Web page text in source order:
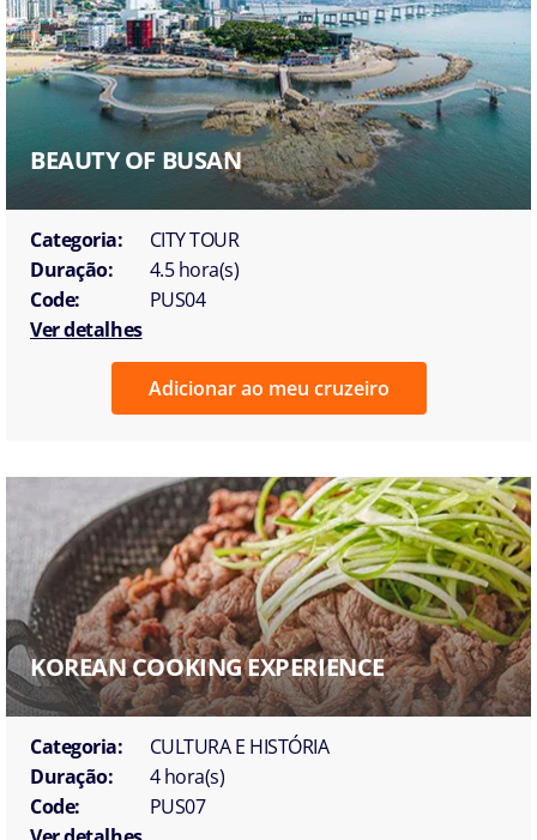
BEAUTY OF BUSAN
Categoria:
CITY TOUR
Duração:
4.5 hora(s)
Code:
PUS04
Ver detalhes
Adicionar ao meu cruzeiro
KOREAN COOKING EXPERIENCE
Categoria:
CULTURA E HISTÓRIA
Duração:
4 hora(s)
Code:
PUS07